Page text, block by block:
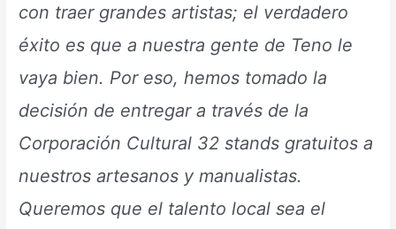
con traer grandes artistas; el verdadero
éxito es que a nuestra gente de Teno le
vaya bien. Por eso, hemos tomado la
decisión de entregar a través de la
Corporación Cultural 32 stands gratuitos a
nuestros artesanos y manualistas.
Queremos que el talento local sea el